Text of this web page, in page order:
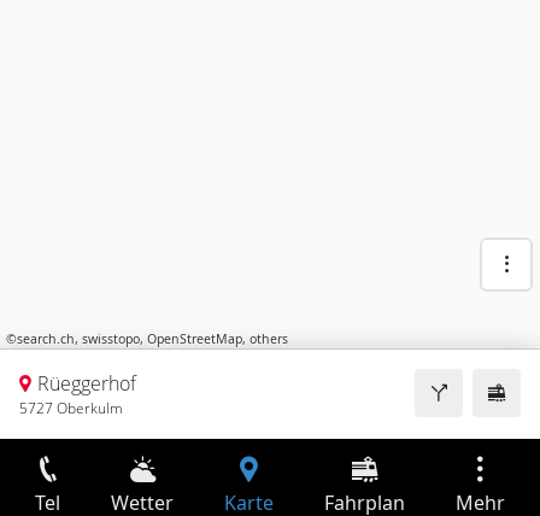
©search.ch, swisstopo, OpenStreetMap, others
Rüeggerhof
5727 Oberkulm
Tel Wetter Karte Fahrplan Mehr